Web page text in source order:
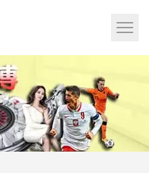
網
站